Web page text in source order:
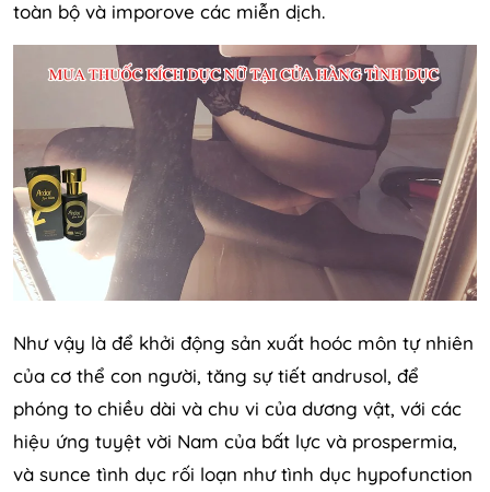
toàn bộ và imporove các miễn dịch.
Như vậy là để khởi động sản xuất hoóc môn tự nhiên
của cơ thể con người, tăng sự tiết andrusol, để
phóng to chiều dài và chu vi của dương vật, với các
hiệu ứng tuyệt vời Nam của bất lực và prospermia,
và sunce tình dục rối loạn như tình dục hypofunction